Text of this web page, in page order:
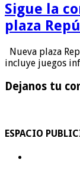
Sigue la
plaza
Nueva plaza
incluye juegos
Dejanos tu
ESPACIO